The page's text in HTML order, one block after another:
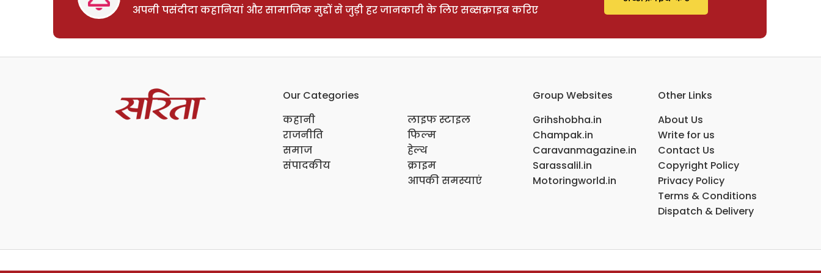
अपनी पसंदीदा कहानियां और सामाजिक मुद्दों से जुड़ी हर जानकारी के लिए सब्सक्राइब करिए
Our Categories
कहानी
राजनीति
समाज
संपादकीय
लाइफ स्टाइल
फिल्म
हेल्थ
क्राइम
आपकी समस्याएं
Group Websites
Grihshobha.in
Champak.in
Caravanmagazine.in
Sarassalil.in
Motoringworld.in
Other Links
About Us
Write for us
Contact Us
Copyright Policy
Privacy Policy
Terms & Conditions
Dispatch & Delivery